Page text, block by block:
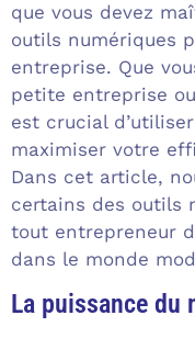
que vous devez
outils numériques
entreprise. Que
petite entreprise
est crucial
maximiser votre
Dans cet article,
certains des outils
tout entrepreneur
dans le monde
La puissance du